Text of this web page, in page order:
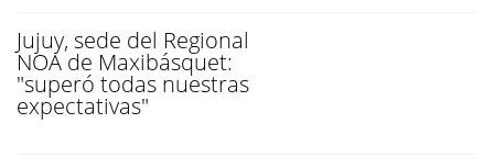
Jujuy, sede del Regional
NOA de Maxibásquet:
"superó todas nuestras
expectativas"